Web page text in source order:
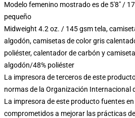
Modelo femenino mostrado es de 5'8" /
pequeño
Midweight 4.2 oz. / 145 gsm tela,
algodón, camisetas de color gris
poliéster, calentador de carbón y
algodón/48% poliéster
La impresora de terceros de este
normas de la Organización Internacional
La impresora de este producto fuentes
comprometidos a mejorar las prácticas